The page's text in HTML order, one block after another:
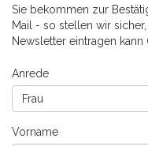
Sie bekommen zur
Mail - so stellen wir
Newsletter eintragen kann
Anrede
Frau
Vorname